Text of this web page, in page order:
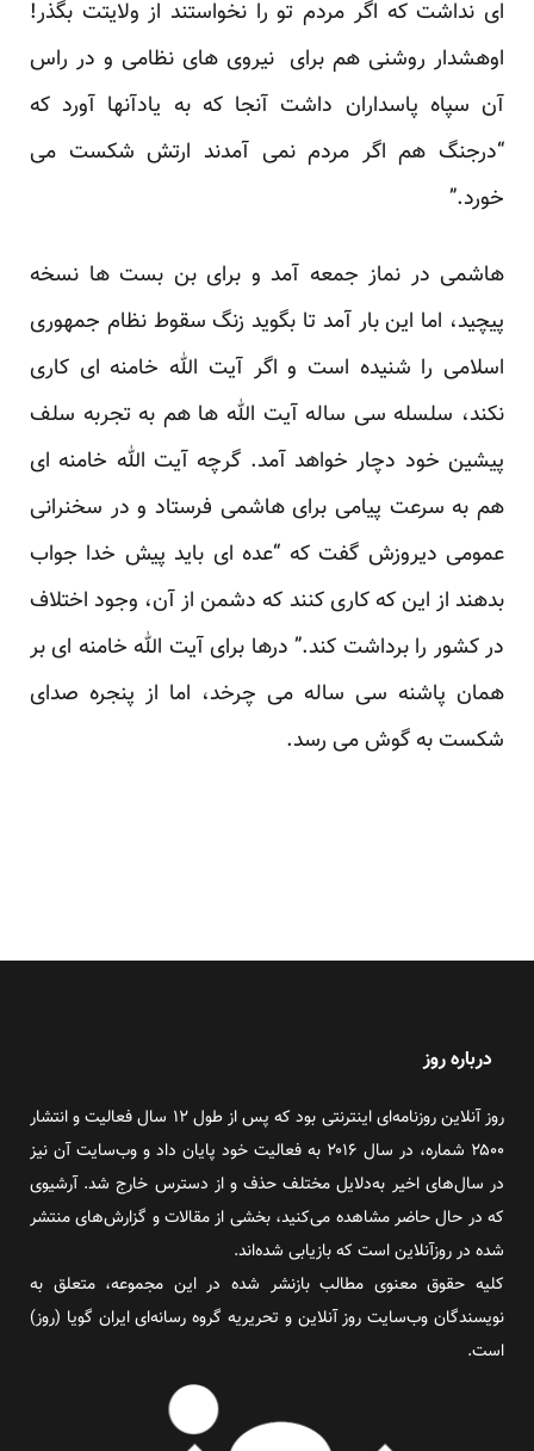
ای نداشت که اگر مردم تو را نخواستند از ولایتت بگذر!
اوهشدار روشنی هم برای نیروی های نظامی و در راس
آن سپاه پاسداران داشت آنجا که به یادآنها آورد که
“درجنگ هم اگر مردم نمی آمدند ارتش شکست می
خورد.”
هاشمی در نماز جمعه آمد و برای بن بست ها نسخه
پیچید، اما این بار آمد تا بگوید زنگ سقوط نظام جمهوری
اسلامی را شنیده است و اگر آیت الله خامنه ای کاری
نکند، سلسله سی ساله آیت الله ها هم به تجربه سلف
پیشین خود دچار خواهد آمد. گرچه آیت الله خامنه ای
هم به سرعت پیامی برای هاشمی فرستاد و در سخنرانی
عمومی دیروزش گفت که “عده ای باید پیش خدا جواب
بدهند از این که کاری کنند که دشمن از آن، وجود اختلاف
در کشور را برداشت کند.” درها برای آیت الله خامنه ای بر
همان پاشنه سی ساله می چرخد، اما از پنجره صدای
شکست به گوش می رسد.
درباره روز
روز آنلاین روزنامه‌ای اینترنتی بود که پس از طول ۱۲ سال فعالیت و انتشار
۲۵۰۰ شماره، در سال ۲۰۱۶ به فعالیت خود پایان داد و وب‌سایت آن نیز
در سال‌های اخیر به‌دلایل مختلف حذف و از دسترس خارج شد. آرشیوی
که در حال حاضر مشاهده می‌کنید، بخشی از مقالات و گزارش‌های منتشر
شده در روزآنلاین است که بازیابی شده‌اند.
کلیه حقوق معنوی مطالب بازنشر شده در این مجموعه، متعلق به
نویسندگان وب‌سایت روز آنلاین و تحریریه گروه رسانه‌ای ایران گویا (روز)
است.